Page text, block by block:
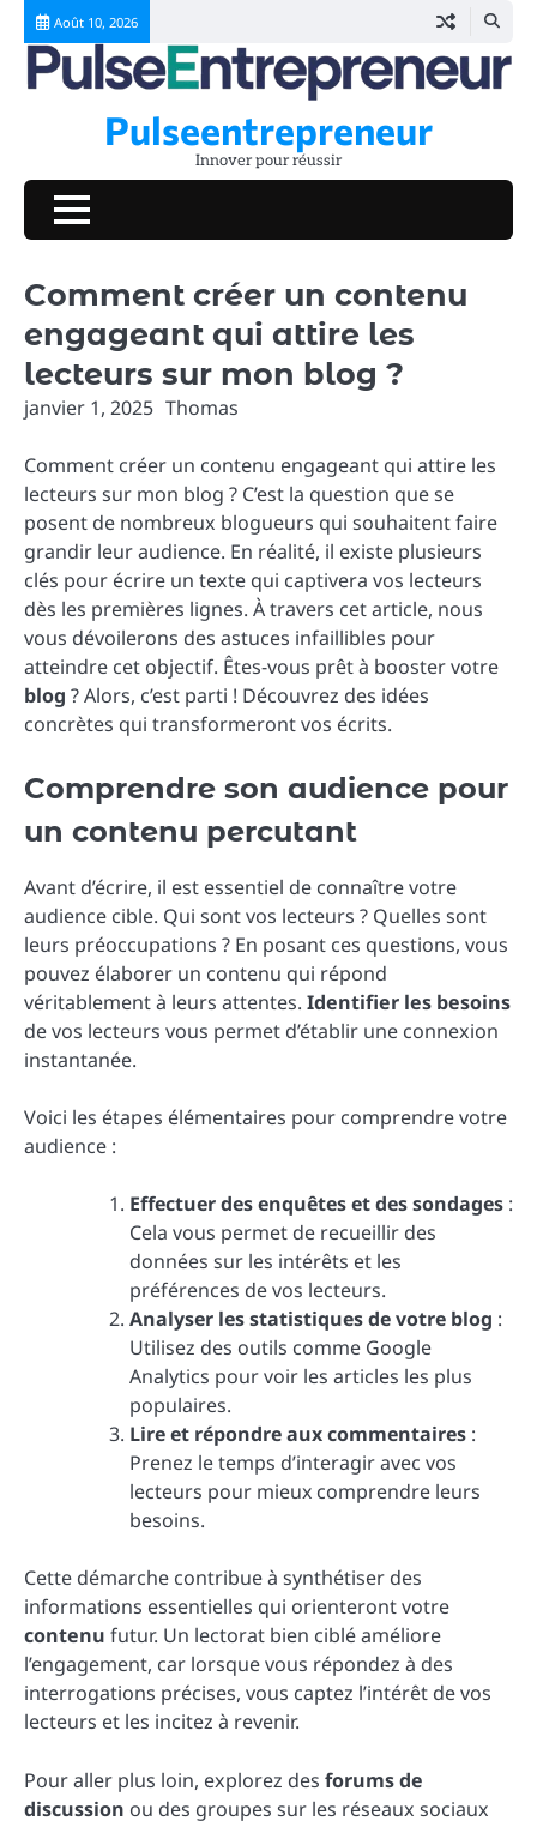
Skip
content
Août 10, 2026
Pulseentrepreneur
Innover pour réussir
Comment créer un contenu
engageant qui attire les
lecteurs sur mon blog ?
janvier 1, 2025 Thomas
Comment créer un contenu engageant qui attire les
lecteurs sur mon blog ? C’est la question que se
posent de nombreux blogueurs qui souhaitent faire
grandir leur audience. En réalité, il existe plusieurs
clés pour écrire un texte qui captivera vos lecteurs
dès les premières lignes. À travers cet article, nous
vous dévoilerons des astuces infaillibles pour
atteindre cet objectif. Êtes-vous prêt à booster votre
blog ? Alors, c’est parti ! Découvrez des idées
concrètes qui transformeront vos écrits.
Comprendre son audience pour
un contenu percutant
Avant d’écrire, il est essentiel de connaître votre
audience cible. Qui sont vos lecteurs ? Quelles sont
leurs préoccupations ? En posant ces questions, vous
pouvez élaborer un contenu qui répond
véritablement à leurs attentes. Identifier les besoins
de vos lecteurs vous permet d’établir une connexion
instantanée.
Voici les étapes élémentaires pour comprendre votre
audience :
Effectuer des enquêtes et des sondages :
Cela vous permet de recueillir des
données sur les intérêts et les
préférences de vos lecteurs.
Analyser les statistiques de votre blog :
Utilisez des outils comme Google
Analytics pour voir les articles les plus
populaires.
Lire et répondre aux commentaires :
Prenez le temps d’interagir avec vos
lecteurs pour mieux comprendre leurs
besoins.
Cette démarche contribue à synthétiser des
informations essentielles qui orienteront votre
contenu futur. Un lectorat bien ciblé améliore
l’engagement, car lorsque vous répondez à des
interrogations précises, vous captez l’intérêt de vos
lecteurs et les incitez à revenir.
Pour aller plus loin, explorez des forums de
discussion ou des groupes sur les réseaux sociaux